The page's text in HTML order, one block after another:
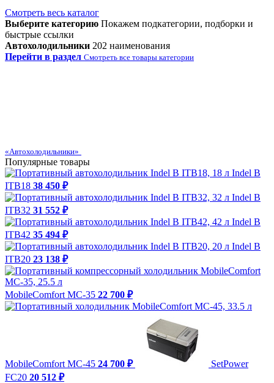
Смотреть весь каталог
Выберите категорию Покажем подкатегории, подборки и
быстрые ссылки
Автохолодильники 202 наименования
Перейти в раздел Смотреть все товары категории
«Автохолодильники»
Популярные товары
Indel B
ITB18 38 450 ₽
Indel B
ITB32 31 552 ₽
Indel B
ITB42 35 494 ₽
Indel B
ITB20 23 138 ₽
MobileComfort MC-35 22 700 ₽
MobileComfort MC-45 24 700 ₽
SetPower
FC20 20 512 ₽